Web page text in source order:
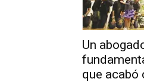
Un
que acabó